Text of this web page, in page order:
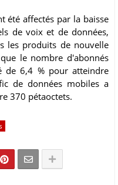
été affectés par la baisse
de voix et de données,
les produits de nouvelle
le nombre d'abonnés
de 6,4 % pour atteindre
de données mobiles a
370 pétaoctets.